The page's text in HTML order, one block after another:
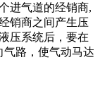
进气道的经销商,
销商之间产生压
压系统后，要在
路，使气动马达